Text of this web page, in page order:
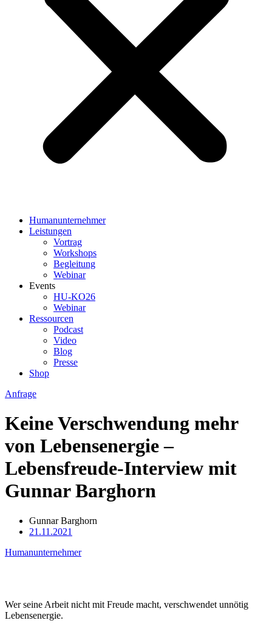
Humanunternehmer
Leistungen
Vortrag
Workshops
Begleitung
Webinar
Events
HU-KO26
Webinar
Ressourcen
Podcast
Video
Blog
Presse
Shop
Anfrage
Keine Verschwendung mehr
von Lebensenergie –
Lebensfreude-Interview mit
Gunnar Barghorn
Gunnar Barghorn
21.11.2021
Humanunternehmer
Wer seine Arbeit nicht mit Freude macht, verschwendet unnötig
Lebensenergie.